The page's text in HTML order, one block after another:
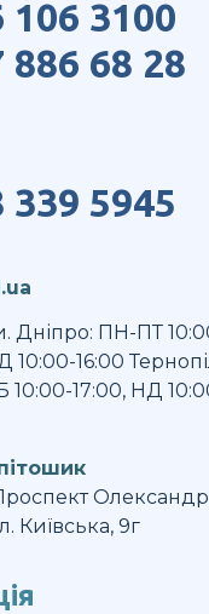
106 3100
886 68 28
339 5945
Дніпро: ПН-ПТ
10:00-16:00
10:00-17:00, НД
Київська, 9г